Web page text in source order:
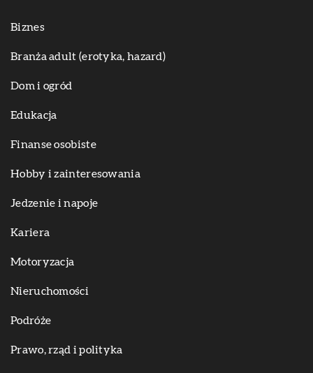
Biznes
Branża adult (erotyka, hazard)
Dom i ogród
Edukacja
Finanse osobiste
Hobby i zainteresowania
Jedzenie i napoje
Kariera
Motoryzacja
Nieruchomości
Podróże
Prawo, rząd i polityka